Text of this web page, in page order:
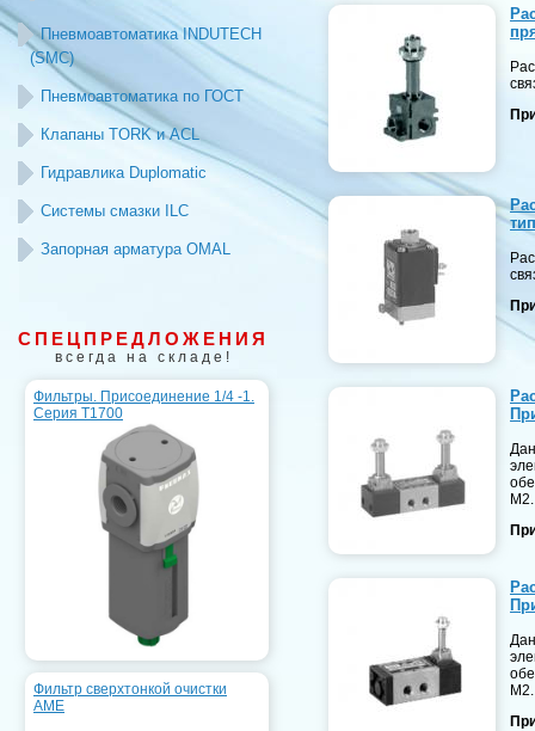
Пневмоавтоматика INDUTECH
(SMC)
Пневмоавтоматика по ГОСТ
Клапаны TORK и ACL
Гидравлика Duplomatic
Системы смазки ILC
Запорная арматура OMAL
СПЕЦПРЕДЛОЖЕНИЯ
всегда на складе!
Фильтры. Присоединение 1/4 -1.
Серия T1700
Фильтр сверхтонкой очистки
AME
М2.